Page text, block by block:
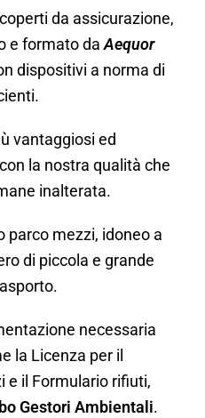
da assicurazione,
e formato daAequor
dispositivi a norma di
vantaggiosi ed
la nostra qualità che
inalterata.
parco mezzi, idoneo a
di piccola e grande
necessaria
la Licenza per il
e il Formulario rifiuti,
Gestori Ambientali.